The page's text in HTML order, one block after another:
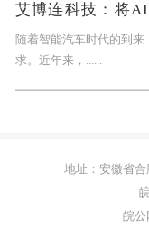
网站模板
网页特效
站长学院
随着智能汽车时代的到
求。近年来，......
地址：安徽省
皖公